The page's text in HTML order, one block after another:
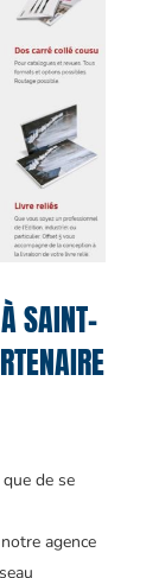
SAINT-
de se
agence